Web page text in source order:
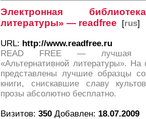
Электронная
литературы» — readfree [rus]
URL: http://www.readfree.ru
READ FREE — лучшая
«Альтернативной литературы».
представлены лучшие образцы
книги, снискавшие славу
прозы абсолютно бесплатно.
Визитов: 350 Добавлен: 18.07.2009